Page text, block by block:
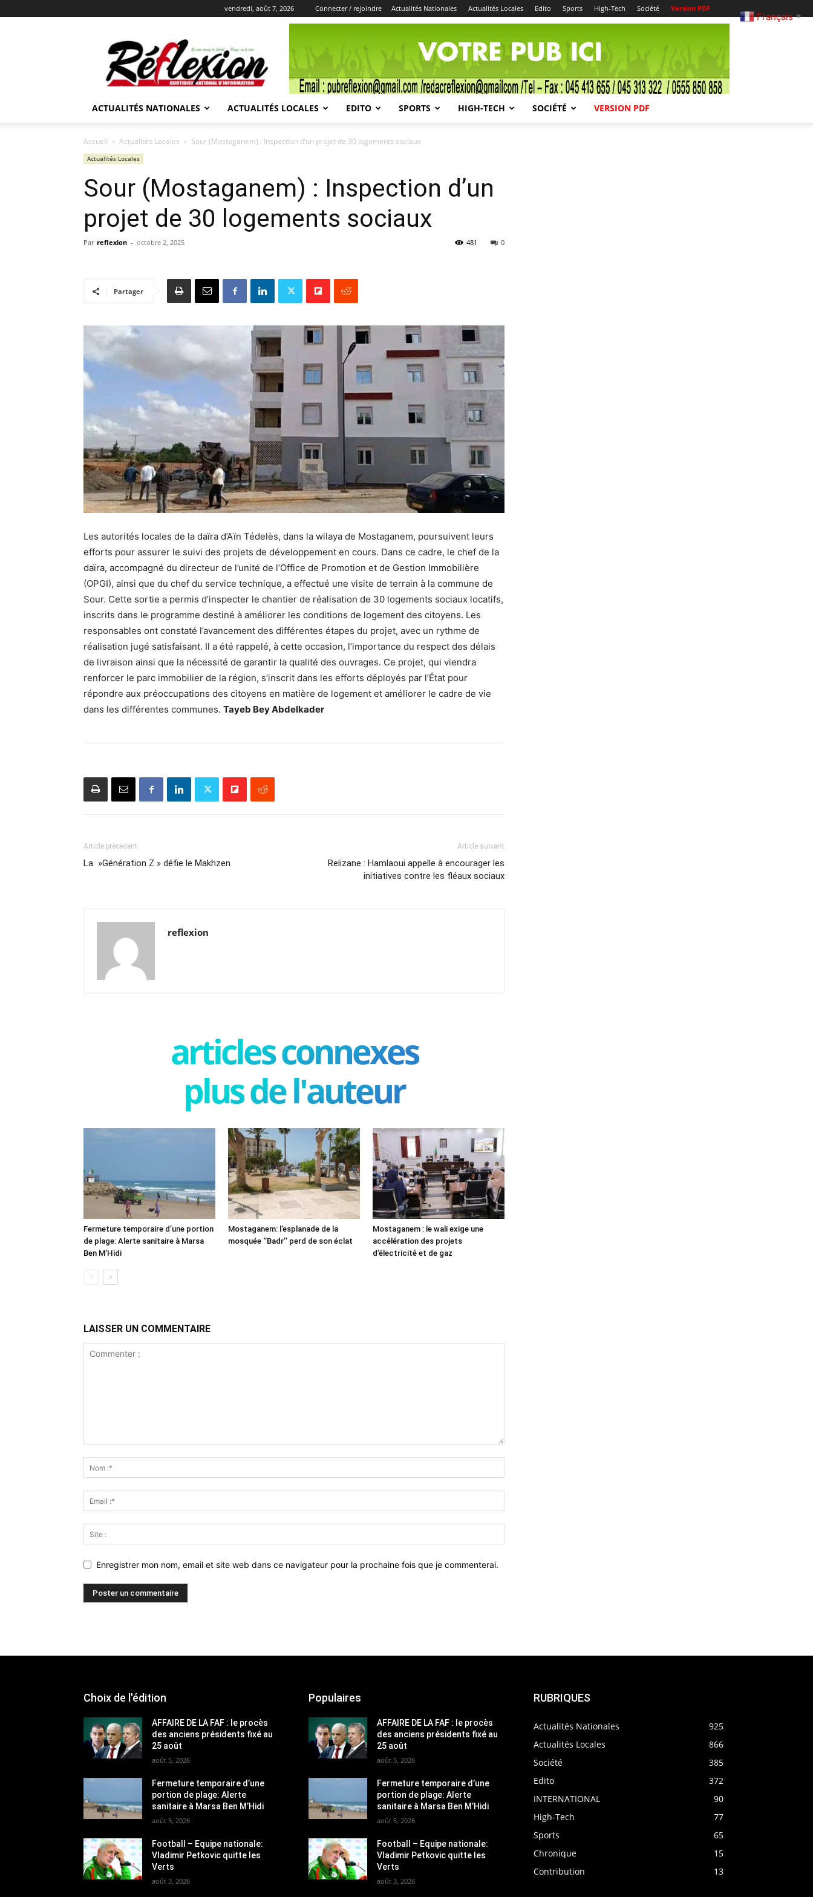
vendredi, août 7, 2026 Connecter / rejoindre Actualités Nationales Actualités Locales Edito Sports High-Tech Société Version PDF
REFLEXION
ACTUALITÉS NATIONALES ACTUALITÉS LOCALES EDITO SPORTS HIGH-TECH SOCIÉTÉ VERSION PDF
Accueil Actualités Locales Sour (Mostaganem) : Inspection d’un projet de 30 logements sociaux
Actualités Locales
Sour (Mostaganem) : Inspection d’un
projet de 30 logements sociaux
Par reflexion - octobre 2, 2025 0
481
Partager
Les autorités locales de la daïra d’Aïn Tédelès, dans la wilaya de Mostaganem, poursuivent leurs
efforts pour assurer le suivi des projets de développement en cours. Dans ce cadre, le chef de la
daïra, accompagné du directeur de l’unité de l’Office de Promotion et de Gestion Immobilière
(OPGI), ainsi que du chef du service technique, a effectué une visite de terrain à la commune de
Sour. Cette sortie a permis d’inspecter le chantier de réalisation de 30 logements sociaux locatifs,
inscrits dans le programme destiné à améliorer les conditions de logement des citoyens. Les
responsables ont constaté l’avancement des différentes étapes du projet, avec un rythme de
réalisation jugé satisfaisant. Il a été rappelé, à cette occasion, l’importance du respect des délais
de livraison ainsi que la nécessité de garantir la qualité des ouvrages. Ce projet, qui viendra
renforcer le parc immobilier de la région, s’inscrit dans les efforts déployés par l’État pour
répondre aux préoccupations des citoyens en matière de logement et améliorer le cadre de vie
dans les différentes communes. Tayeb Bey Abdelkader
Article précédent
La »Génération Z » défie le Makhzen
Article suivant
Relizane : Hamlaoui appelle à encourager les
initiatives contre les fléaux sociaux
reflexion
articles connexes
plus de l'auteur
Fermeture temporaire d’une portion
de plage: Alerte sanitaire à Marsa
Ben M’Hidi
Mostaganem: l’esplanade de la
mosquée ‘’Badr’’ perd de son éclat
Mostaganem : le wali exige une
accélération des projets
d’électricité et de gaz
LAISSER UN COMMENTAIRE
Enregistrer mon nom, email et site web dans ce navigateur pour la prochaine fois que je commenterai.
Choix de l'édition
AFFAIRE DE LA FAF : le procès
des anciens présidents fixé au
25 août
août 5, 2026
Fermeture temporaire d’une
portion de plage: Alerte
sanitaire à Marsa Ben M’Hidi
août 5, 2026
Football – Equipe nationale:
Vladimir Petkovic quitte les
Verts
août 3, 2026
Populaires
AFFAIRE DE LA FAF : le procès
des anciens présidents fixé au
25 août
août 5, 2026
Fermeture temporaire d’une
portion de plage: Alerte
sanitaire à Marsa Ben M’Hidi
août 5, 2026
Football – Equipe nationale:
Vladimir Petkovic quitte les
Verts
août 3, 2026
RUBRIQUES
Actualités Nationales
925
Actualités Locales
866
Société
385
Edito
372
INTERNATIONAL
90
High-Tech
77
Sports
65
Chronique
15
Contribution
13
Français ▼